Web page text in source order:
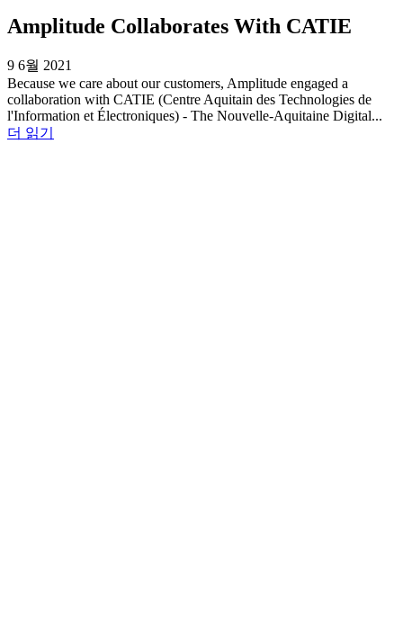
Amplitude Collaborates With CATIE
9 6월 2021
Because we care about our customers, Amplitude engaged a
collaboration with CATIE (Centre Aquitain des Technologies de
l'Information et Électroniques) - The Nouvelle-Aquitaine Digital...
더 읽기